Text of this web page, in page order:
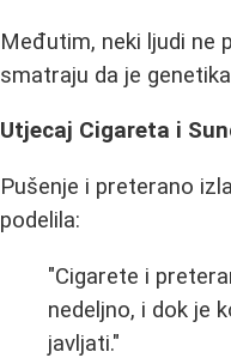
Međutim, neki ljudi ne
smatraju da je
Utjecaj Cigareta i
Pušenje i preterano
podelila:
"Cigarete i
nedeljno, i dok je
javljati."